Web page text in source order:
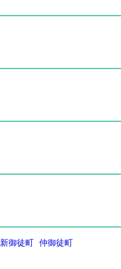
新御徒町 仲御徒町